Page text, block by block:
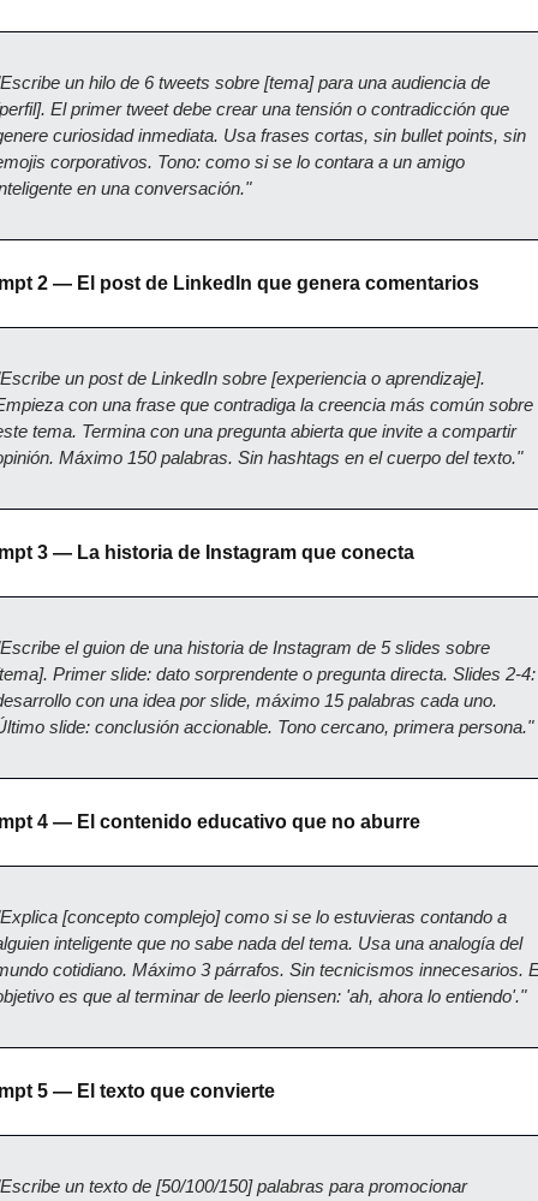
un hilo de 6 tweets sobre [tema] para una audiencia de
El primer tweet debe crear una tensión o contradicción que
curiosidad inmediata. Usa frases cortas, sin bullet points, sin
corporativos. Tono: como si se lo contara a un amigo
en una conversación."
2 — El post de LinkedIn que genera comentarios
un post de LinkedIn sobre [experiencia o aprendizaje].
con una frase que contradiga la creencia más común sobre
tema. Termina con una pregunta abierta que invite a compartir
Máximo 150 palabras. Sin hashtags en el cuerpo del texto."
3 — La historia de Instagram que conecta
el guion de una historia de Instagram de 5 slides sobre
Primer slide: dato sorprendente o pregunta directa. Slides 2-4:
con una idea por slide, máximo 15 palabras cada uno.
slide: conclusión accionable. Tono cercano, primera persona."
4 — El contenido educativo que no aburre
[concepto complejo] como si se lo estuvieras contando a
inteligente que no sabe nada del tema. Usa una analogía del
cotidiano. Máximo 3 párrafos. Sin tecnicismos innecesarios.
es que al terminar de leerlo piensen: 'ah, ahora lo entiendo'."
5 — El texto que convierte
un texto de [50/100/150] palabras para promocionar